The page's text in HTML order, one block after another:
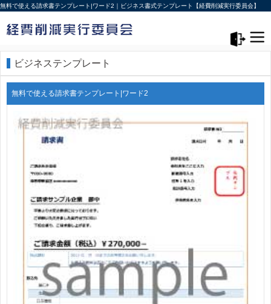
無料で使える請求書テンプレート|ワード2｜ビジネス書式テンプレート【経費削減実行委員会】
ビジネステンプレート
無料で使える請求書テンプレート|ワード2